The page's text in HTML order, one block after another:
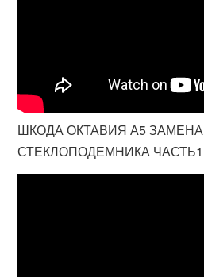
ШКОДА ОКТАВИЯ А5 ЗАМЕНА
СТЕКЛОПОДЕМНИКА ЧАСТЬ1